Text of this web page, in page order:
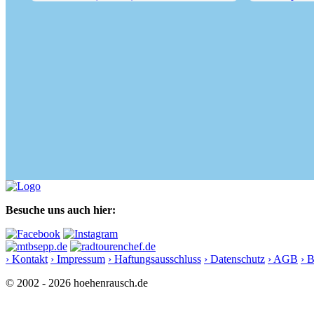
Besuche uns auch hier:
› Kontakt › Impressum › Haftungsausschluss › Datenschutz › AGB ›
© 2002 - 2026 hoehenrausch.de